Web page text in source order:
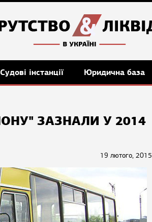
Судові інстанції Юридична база
ЗАЗНАЛИ У 2014
19 лютого, 2015